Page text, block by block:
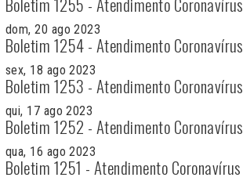
dom, 20 ago 2023
Boletim 1254 - Atendimento Coronavírus
sex, 18 ago 2023
Boletim 1253 - Atendimento Coronavírus
qui, 17 ago 2023
Boletim 1252 - Atendimento Coronavírus
qua, 16 ago 2023
Boletim 1251 - Atendimento Coronavírus